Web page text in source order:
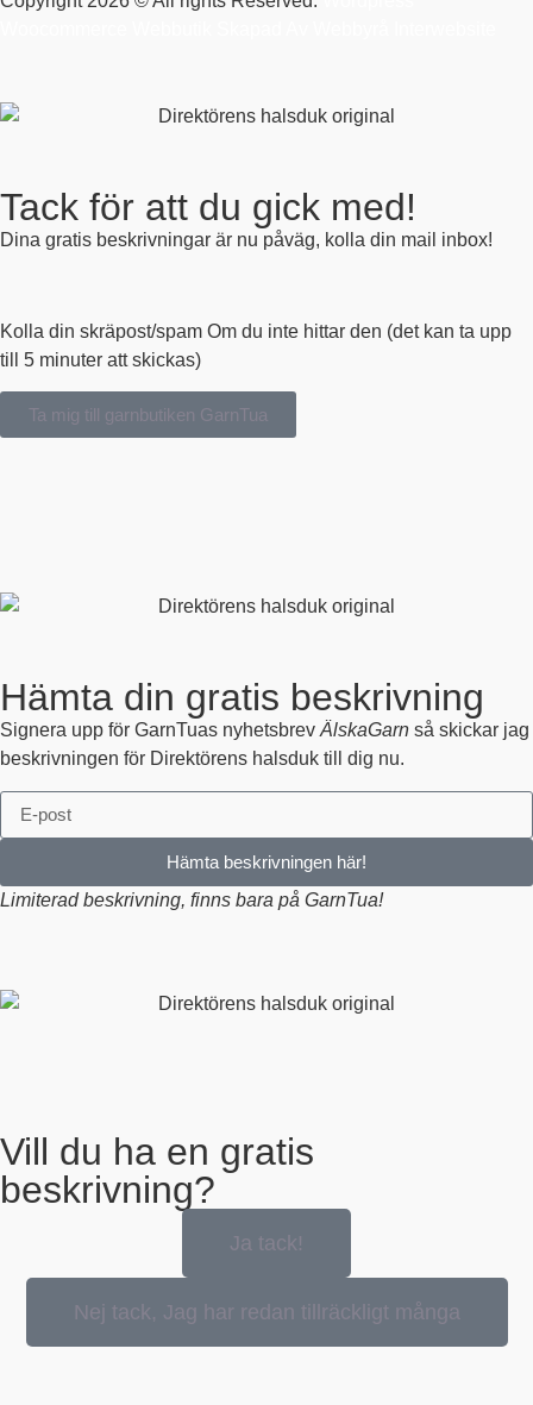
Tack för att du gick med!
Dina gratis beskrivningar är nu påväg, kolla din mail inbox!
Kolla din skräpost/spam Om du inte hittar den (det kan ta upp
till 5 minuter att skickas)
Ta mig till garnbutiken GarnTua
Hämta din gratis beskrivning
Signera upp för GarnTuas nyhetsbrev ÄlskaGarn så skickar jag
beskrivningen för Direktörens halsduk till dig nu.
Hämta beskrivningen här!
Limiterad beskrivning, finns bara på GarnTua!
Vill du ha en gratis
beskrivning?
Ja tack!
Nej tack, Jag har redan tillräckligt många